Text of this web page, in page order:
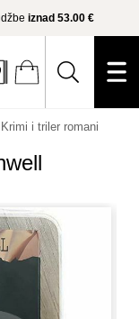
iznad 53.00 €
Krimi i triler romani